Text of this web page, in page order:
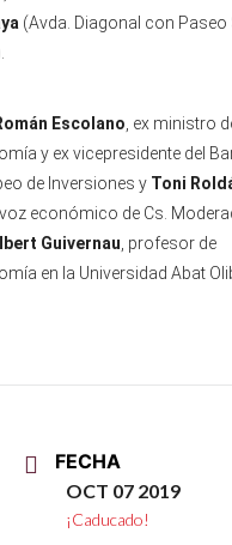
(Avda. Diagonal con Paseo
Escolano , ex ministro
y ex vicepresidente del
de Inversiones y Toni
económico de Cs.
Guivernau , profesor de
en la Universidad Abat
FECHA
OCT 07 2019
¡Caducado!